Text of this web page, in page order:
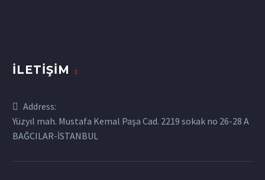
İLETIŞIM
Address:
Yüzyıl mah. Mustafa Kemal Paşa Cad. 2219 sokak no 26-28 A
BAĞCILAR-İSTANBUL